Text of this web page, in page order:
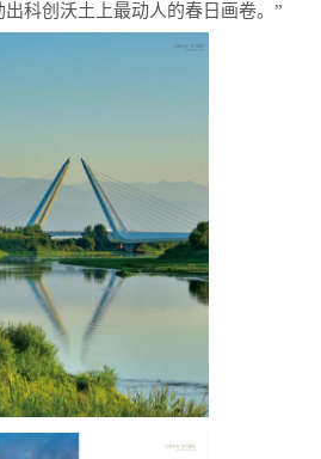
科创沃土上最动人的春日画卷。”